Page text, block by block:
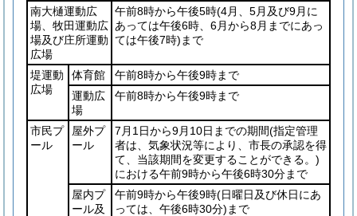
南大樋運動広
場、牧田運動広
場及び庄所運動
広場
午前8時から午後5時(4月、5月及び9月に
あっては午後6時、6月から8月までにあっ
ては午後7時) まで
堤運動
広場
体育館
午前8時から午後9時まで
運動広
場
午前8時から午後9時まで
市民プ
ール
屋外プ
ール
7月1日から9月10日までの期間(指定管理
者は、気象状況等により、市長の承認を得
て、当該期間を変更することができる。)
における午前9時から午後6時30分まで
屋内プ
ール及
午前9時から午後9時(日曜日及び休日にあ
っては、午後6時30分) まで